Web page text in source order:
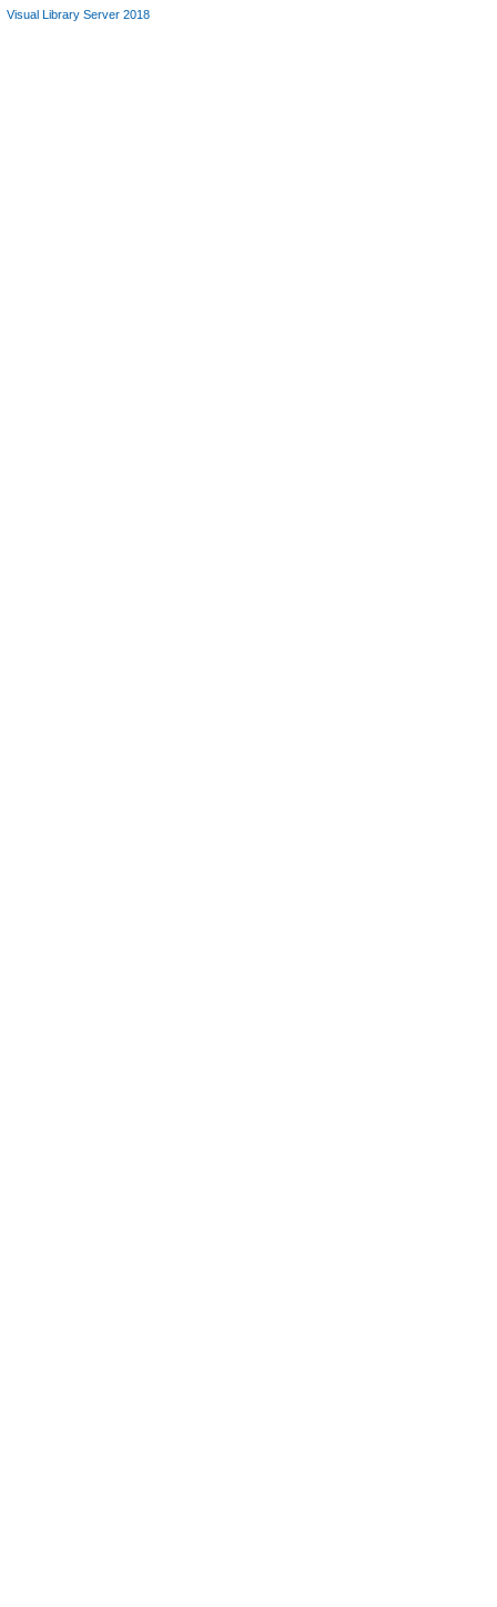
Visual Library Server 2018